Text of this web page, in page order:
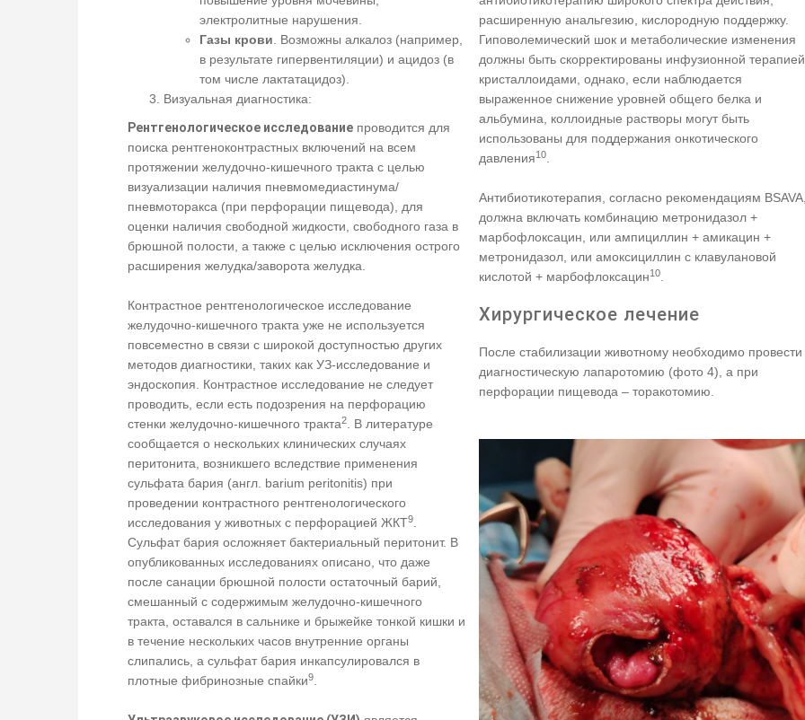
электролитные нарушения.
Газы крови . Возможны алкалоз (например,
в результате гипервентиляции) и ацидоз (в
том числе лактатацидоз).
Визуальная диагностика:
Рентгенологическое исследование проводится для
поиска рентгеноконтрастных включений на всем
протяжении желудочно-кишечного тракта с целью
визуализации наличия пневмомедиастинума/
пневмоторакса (при перфорации пищевода), для
оценки наличия свободной жидкости, свободного газа в
брюшной полости, а также с целью исключения острого
расширения желудка/заворота желудка.
Контрастное рентгенологическое исследование
желудочно-кишечного тракта уже не используется
повсеместно в связи с широкой доступностью других
методов диагностики, таких как УЗ-исследование и
эндоскопия. Контрастное исследование не следует
проводить, если есть подозрения на перфорацию
стенки желудочно-кишечного тракта2
. В литературе
сообщается о нескольких клинических случаях
перитонита, возникшего вследствие применения
сульфата бария (англ. barium peritonitis) при
проведении контрастного рентгенологического
исследования у животных с перфорацией ЖКТ9
Сульфат бария осложняет бактериальный перитонит. В
опубликованных исследованиях описано, что даже
после санации брюшной полости остаточный барий,
смешанный с содержимым желудочно-кишечного
тракта, оставался в сальнике и брыжейке тонкой кишки и
в течение нескольких часов внутренние органы
слипались, а сульфат бария инкапсулировался в
плотные фибринозные спайки9
расширенную анальгезию, кислородную поддержку.
Гиповолемический шок и метаболические изменения
должны быть скорректированы инфузионной терапией
кристаллоидами, однако, если наблюдается
выраженное снижение уровней общего белка и
альбумина, коллоидные растворы могут быть
использованы для поддержания онкотического
давления10.
Антибиотикотерапия, согласно рекомендациям
должна включать комбинацию метронидазол +
марбофлоксацин, или ампициллин + амикацин +
метронидазол, или амоксициллин с клавулановой
кислотой + марбофлоксацин10.
Хирургическое лечение
После стабилизации животному необходимо провести
диагностическую лапаротомию (фото 4), а при
перфорации пищевода – торакотомию.